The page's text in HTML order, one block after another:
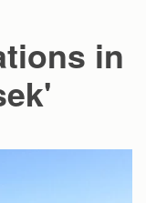
in